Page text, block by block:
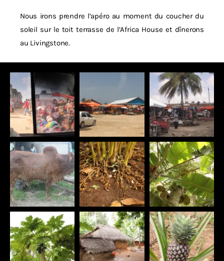
Nous irons prendre l’apéro au moment du coucher du
soleil sur le toit terrasse de l’Africa House et dînerons
au Livingstone.